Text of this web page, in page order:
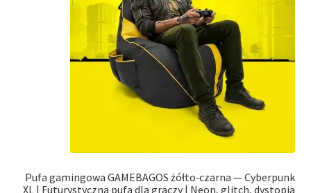
Pufa gamingowa GAMEBAGOS żółto‑czarna — Cyberpunk
XL | Futurystyczna pufa dla graczy | Neon, glitch, dystopia